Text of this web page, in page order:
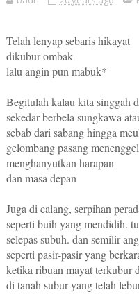
Telah lenyap sebaris hikayat
dikubur ombak
lalu angin pun mabuk*
Begitulah kalau kita singgah
sekedar berbela sungkawa
sebab dari sabang hingga
gelombang pasang
menghanyutkan harapan
dan masa depan
Juga di calang, serpihan
seperti buih yang mendidih.
selepas subuh. dan semilir
seperti pasir-pasir yang
ketika ribuan mayat terkubur
di tanah subur yang telah